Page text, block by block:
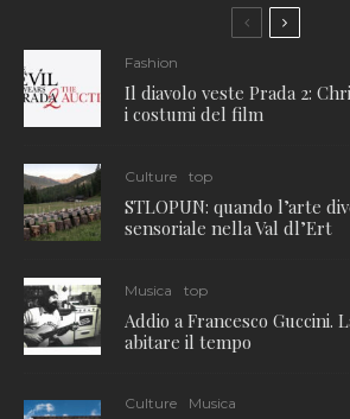
Fashion
Il diavolo veste Prada 2:
i costumi del film
Culture top
STLOPUN: quando l’arte
sensoriale nella Val dl’Ert
Musica top
Addio a Francesco Guccini.
abitare il tempo
Culture Musica